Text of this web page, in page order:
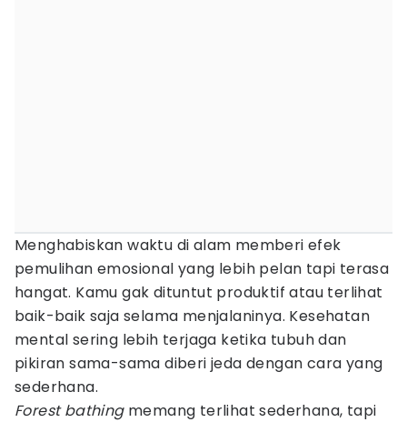
Menghabiskan waktu di alam memberi efek
pemulihan emosional yang lebih pelan tapi terasa
hangat. Kamu gak dituntut produktif atau terlihat
baik-baik saja selama menjalaninya. Kesehatan
mental sering lebih terjaga ketika tubuh dan
pikiran sama-sama diberi jeda dengan cara yang
sederhana.
Forest bathingmemang terlihat sederhana, tapi